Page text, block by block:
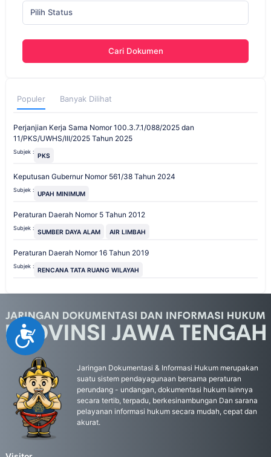
Accessibility
Pilih Status
Cari Dokumen
Populer Banyak Dilihat
Perjanjian Kerja Sama Nomor 100.3.7.1/088/2025 dan
11/PKS/UWHS/III/2025 Tahun 2025
Subjek : PKS
Keputusan Gubernur Nomor 561/38 Tahun 2024
Subjek : UPAH MINIMUM
Peraturan Daerah Nomor 5 Tahun 2012
Subjek : SUMBER DAYA ALAM AIR LIMBAH
Peraturan Daerah Nomor 16 Tahun 2019
Subjek : RENCANA TATA RUANG WILAYAH
Jaringan Dokumentasi & Informasi Hukum merupakan
suatu sistem pendayagunaan bersama peraturan
perundang - undangan, dokumentasi hukum lainnya
secara tertib, terpadu, berkesinambungan Dan sarana
pelayanan informasi hukum secara mudah, cepat dan
akurat.